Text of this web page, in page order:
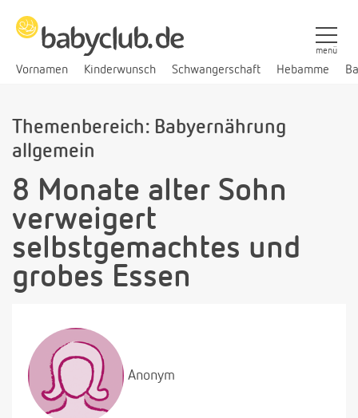
Vornamen Kinderwunsch Schwangerschaft Hebamme
menü
Themenbereich: Babyernährung
allgemein
8 Monate alter Sohn
verweigert
selbstgemachtes und
grobes Essen
Anonym